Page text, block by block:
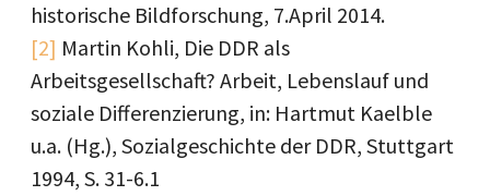
historische Bildforschung, 7.April 2014.
[2] Martin Kohli, Die DDR als
Arbeitsgesellschaft? Arbeit, Lebenslauf und
soziale Differenzierung, in: Hartmut Kaelble
u.a. (Hg.), Sozialgeschichte der DDR, Stuttgart
1994, S. 31-6.1